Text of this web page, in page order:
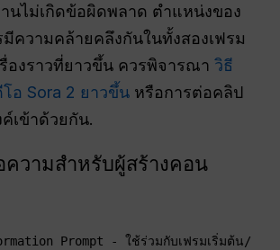
นไม่เกิดข้อผิดพลาด ตำแหน่งของ
ความคล้ายคลึงกันในทั้งสองเฟรม
รื่องราวที่ยาวขึ้น ควรพิจารณาวิธี
อ Sora 2 ยาวขึ้น หรือการต่อคลิป
เข้าด้วยกัน.
ความสำหรับผู้สร้างคอน
Prompt - ใช้ร่วมกับเฟรมเริ่มต้น/